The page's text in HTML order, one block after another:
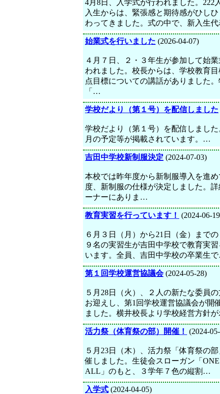
4月8日、入学式が行われました。222
入生からは、緊張感と期待感がひし
わってきました。式の中で、新入生
始業式を行いました (2026-04-07)
４月７日、２・３年生が参加して始
われました。校長からは、学校教育
点目標についての講話がありました
「…
学校だより（第１号）を配信しました
学校だより（第１号）を配信しまし
月の予定等が掲載されています。…
吉田中学校新制服決定 (2024-07-03)
本校では昨年度から新制服導入を進
度、新制服の仕様が決定しました。
ーナーにありま…
教育実習を行っています！ (2024-06-
６月３日（月）から21日（金）まで
９名の実習生が吉田中学校で教育実
います。全員、吉田中学校の卒業生
第１回学校運営協議会(2024-05-28)
５月28日（火）、２人の新たな委員
お迎えし、第1回学校運営協議会が開
ました。横井校長より学校経営方針
活力祭（体育祭の部）開催！ (2024-
５月23日（木）、活力祭「体育祭の
催しました。生徒会スローガン「
ALL」のもと、３学年７色の縦割…
入学式 (2024-04-05)